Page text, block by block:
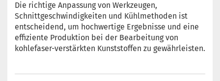
Die richtige Anpassung von Werkzeugen,
Schnittgeschwindigkeiten und Kühlmethoden ist
entscheidend, um hochwertige Ergebnisse und eine
effiziente Produktion bei der Bearbeitung von
kohlefaser-verstärkten Kunststoffen zu gewährleisten.